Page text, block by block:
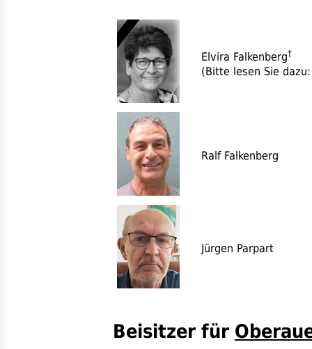
Elvira Falkenberg†
(Bitte lesen Sie
Ralf Falkenberg
Jürgen Parpart
Beisitzer für